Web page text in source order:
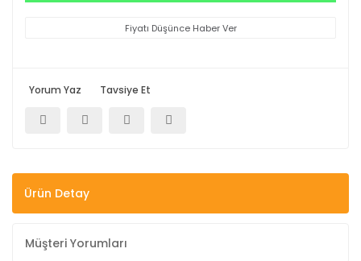
Fiyatı Düşünce Haber Ver
Yorum Yaz Tavsiye Et
Ürün Detay
Müşteri Yorumları